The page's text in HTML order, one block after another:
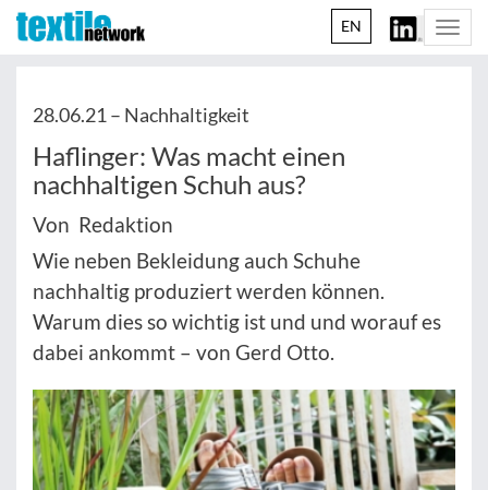
EN
28.06.21 – Nachhaltigkeit
Haflinger: Was macht einen
nachhaltigen Schuh aus?
Von Redaktion
Wie neben Bekleidung auch Schuhe
nachhaltig produziert werden können.
Warum dies so wichtig ist und und worauf es
dabei ankommt – von Gerd Otto.